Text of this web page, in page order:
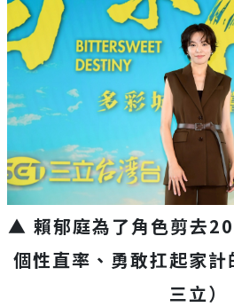
▲ 賴郁庭為了角色剪去20
個性直率、勇敢扛起家
三立）